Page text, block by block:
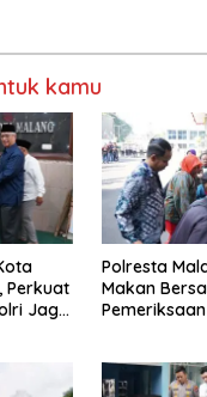
kamu
Perkuat
Jaga
Polresta
Makan